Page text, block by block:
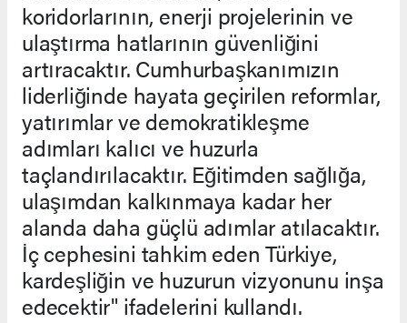
koridorlarının, enerji projelerinin ve
ulaştırma hatlarının güvenliğini
artıracaktır. Cumhurbaşkanımızın
liderliğinde hayata geçirilen reformlar,
yatırımlar ve demokratikleşme
adımları kalıcı ve huzurla
taçlandırılacaktır. Eğitimden sağlığa,
ulaşımdan kalkınmaya kadar her
alanda daha güçlü adımlar atılacaktır.
İç cephesini tahkim eden Türkiye,
kardeşliğin ve huzurun vizyonunu inşa
edecektir" ifadelerini kullandı.